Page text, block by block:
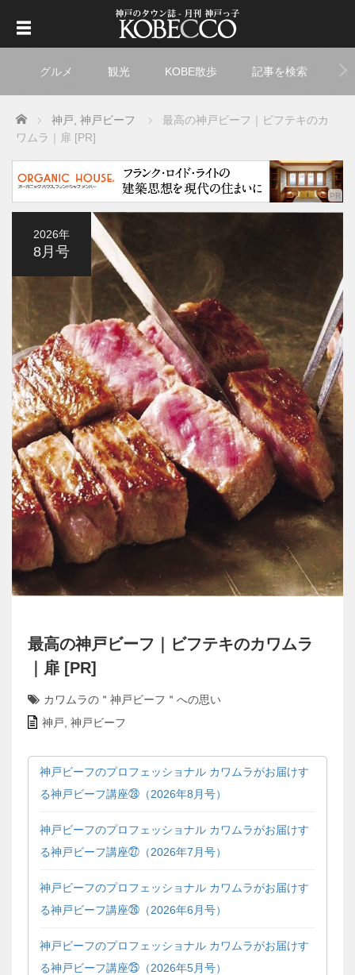
グルメ 観光 KOBE散歩 記事を検索
Home 神戸 神戸ビーフ
最高の神戸ビーフ｜ビフテキのカ
ワムラ｜扉 [PR]
2026年
8月号
最高の神戸ビーフ｜ビフテキのカワムラ
｜扉 [PR]
カワムラの＂神戸ビーフ＂への思い
神戸 神戸ビーフ
神戸ビーフのプロフェッショナル カワムラがお届けす
る神戸ビーフ講座㉘（2026年8月号）
神戸ビーフのプロフェッショナル カワムラがお届けす
る神戸ビーフ講座㉗（2026年7月号）
神戸ビーフのプロフェッショナル カワムラがお届けす
る神戸ビーフ講座㉖（2026年6月号）
神戸ビーフのプロフェッショナル カワムラがお届けす
る神戸ビーフ講座㉕（2026年5月号）